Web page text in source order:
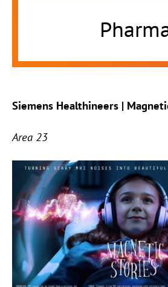
Siemens Healthineers |
Area 23